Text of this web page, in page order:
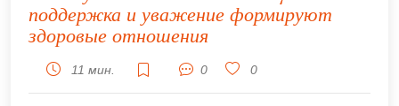
поддержка и уважение формируют
здоровые отношения
11 мин. 0 0